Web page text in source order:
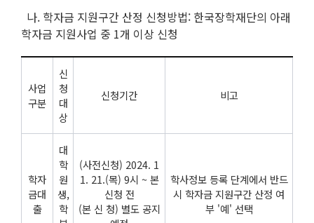
나. 학자금 지원구간 산정 신청방법: 한국장학재단의 아래
학자금 지원사업 중 1개 이상 신청
사업
구분
신
청
대
상
신청기간 비고
학자
금대
출
대
학
원
생,
학
(사전신청) 2024. 1
1. 21.(목) 9시 ~ 본
신청 전
(본 신 청) 별도 공지
학사정보 등록 단계에서 반드
시 학자금 지원구간 산정 여
부 '예' 선택